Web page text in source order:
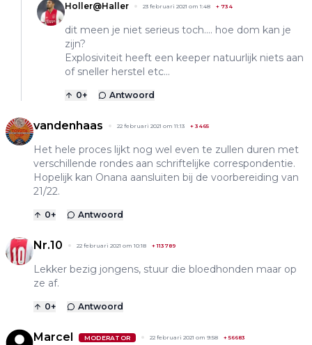
Holler@Haller 23 februari 2021 om 1:48 + 734
dit meen je niet serieus toch.... hoe dom kan je
zijn?
Explosiviteit heeft een keeper natuurlijk niets aan
of sneller herstel etc...
0+ Antwoord
vandenhaas 22 februari 2021 om 11:13 + 3465
Het hele proces lijkt nog wel even te zullen duren met
verschillende rondes aan schriftelijke correspondentie.
Hopelijk kan Onana aansluiten bij de voorbereiding van
21/22.
0+ Antwoord
Nr.10 22 februari 2021 om 10:18 +113789
Lekker bezig jongens, stuur die bloedhonden maar op
ze af.
0+ Antwoord
Marcel MODERATOR 22 februari 2021 om 9:58 +56683